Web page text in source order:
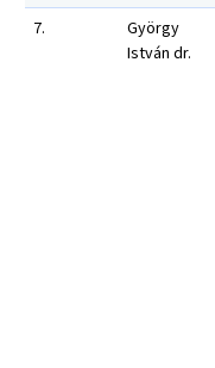
7.
György
István dr.